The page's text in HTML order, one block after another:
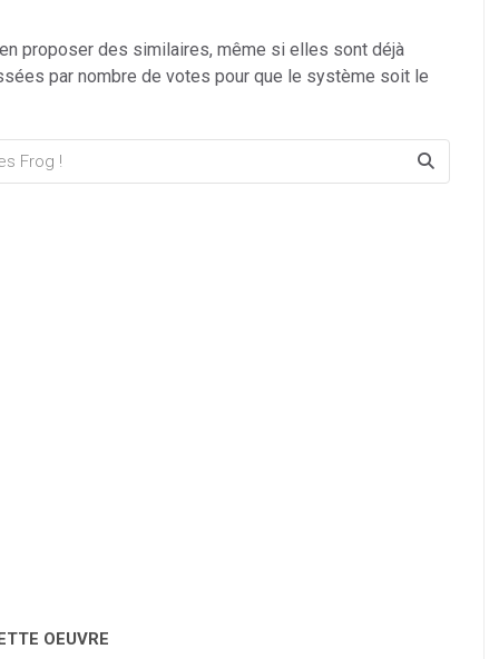
proposer des similaires, même si elles sont déjà
par nombre de votes pour que le système soit le
OEUVRE